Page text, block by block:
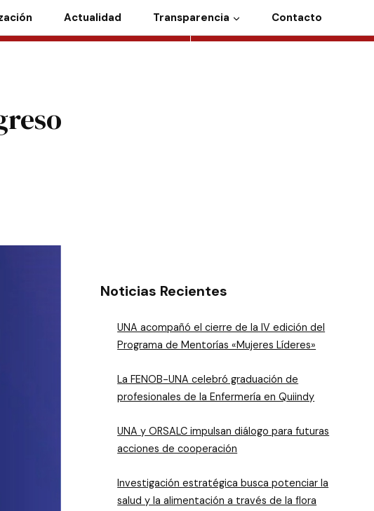
Actualidad Transparencia Contacto
Noticias Recientes
UNA acompañó el cierre de la IV edición del
Programa de Mentorías «Mujeres Líderes»
La FENOB-UNA celebró graduación de
profesionales de la Enfermería en Quiindy
UNA y ORSALC impulsan diálogo para futuras
acciones de cooperación
Investigación estratégica busca potenciar la
salud y la alimentación a través de la flora